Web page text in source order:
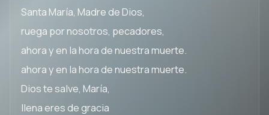
Santa María, Madre de Dios,
ruega por nosotros, pecadores,
ahora y en la hora de nuestra muerte.
ahora y en la hora de nuestra muerte.
Dios te salve, María,
llena eres de gracia